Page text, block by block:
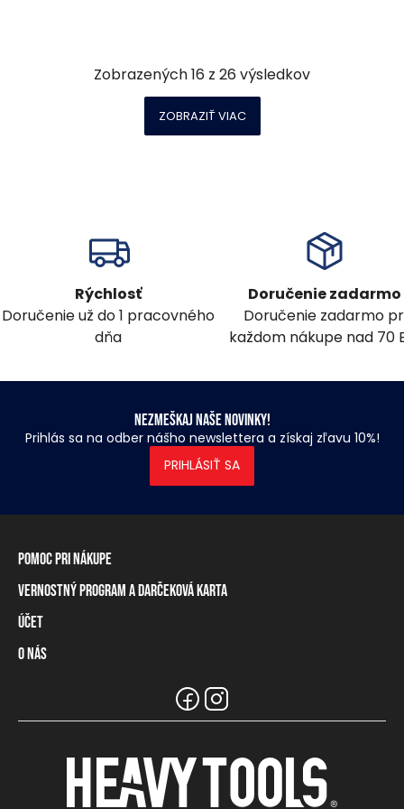
Zobrazených16 z 26 výsledkov
ZOBRAZIŤ VIAC
Rýchlosť
Doručenie už do 1 pracovného
dňa
Doručenie zadarmo
Doručenie zadarmo
každom nákupe nad 70
Nezmeškaj naše novinky!
Prihlás sa na odber nášho newslettera a získaj zľavu 10%!
PRIHLÁSIŤ SA
Pomoc pri nákupe
Informácie o doručení
Spôsoby platby
Tabuľka rozmerov
Naše predajne a distribútori
Vernostný program a darčeková karta
Vernostný program
Darčeková karta
Účet
Prihlásenie / registrácia
O nás
Informácie pre predajcov